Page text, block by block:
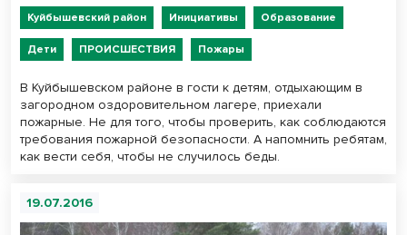
Куйбышевский район Инициативы Образование
Дети ПРОИСШЕСТВИЯ Пожары
В Куйбышевском районе в гости к детям, отдыхающим в
загородном оздоровительном лагере, приехали
пожарные. Не для того, чтобы проверить, как соблюдаются
требования пожарной безопасности. А напомнить ребятам,
как вести себя, чтобы не случилось беды.
19.07.2016